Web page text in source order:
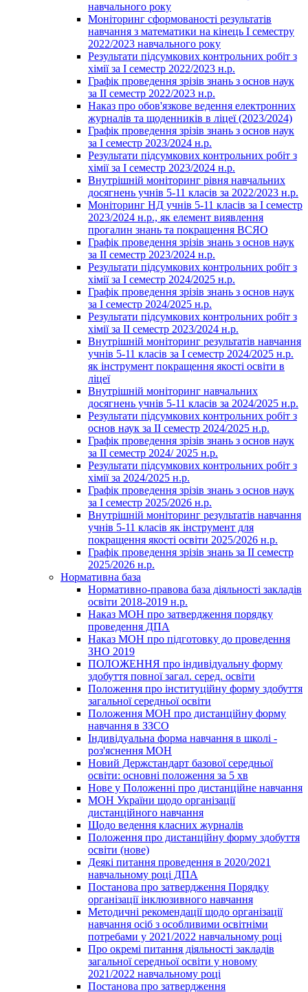
навчального року
Моніторинг сформованості результатів
навчання з математики на кінець І семестру
2022/2023 навчального року
Результати підсумкових контрольних робіт з
хімії за І семестр 2022/2023 н.р.
Графік проведення зрізів знань з основ наук
за ІІ семестр 2022/2023 н.р.
Наказ про обов'язкове ведення електронних
журналів та щоденників в ліцеї (2023/2024)
Графік проведення зрізів знань з основ наук
за І семестр 2023/2024 н.р.
Результати підсумкових контрольних робіт з
хімії за І семестр 2023/2024 н.р.
Внутрішній моніторинг рівня навчальних
досягнень учнів 5-11 класів за 2022/2023 н.р.
Моніторинг НД учнів 5-11 класів за І семестр
2023/2024 н.р., як елемент виявлення
прогалин знань та покращення ВСЯО
Графік проведення зрізів знань з основ наук
за ІІ семестр 2023/2024 н.р.
Результати підсумкових контрольних робіт з
хімії за І семестр 2024/2025 н.р.
Графік проведення зрізів знань з основ наук
за І семестр 2024/2025 н.р.
Результати підсумкових контрольних робіт з
хімії за ІІ семестр 2023/2024 н.р.
Внутрішній моніторинг результатів навчання
учнів 5-11 класів за І семестр 2024/2025 н.р.
як інструмент покращення якості освіти в
ліцеї
Внутрішній моніторинг навчальних
досягнень учнів 5-11 класів за 2024/2025 н.р.
Результати підсумкових контрольних робіт з
основ наук за ІІ семестр 2024/2025 н.р.
Графік проведення зрізів знань з основ наук
за ІІ семестр 2024/ 2025 н.р.
Результати підсумкових контрольних робіт з
хімії за 2024/2025 н.р.
Графік проведення зрізів знань з основ наук
за І семестр 2025/2026 н.р.
Внутрішній моніторинг результатів навчання
учнів 5-11 класів як інструмент для
покращення якості освіти 2025/2026 н.р.
Графік проведення зрізів знань за ІІ семестр
2025/2026 н.р.
Нормативна база
Нормативно-правова база діяльності закладів
освіти 2018-2019 н.р.
Наказ МОН про затвердження порядку
проведення ДПА
Наказ МОН про підготовку до проведення
ЗНО 2019
ПОЛОЖЕННЯ про індивідуальну форму
здобуття повної загал. серед. освіти
Положення про інституційну форму здобуття
загальної середньої освіти
Положення МОН про дистанційну форму
навчання в ЗЗСО
Індивідуальна форма навчання в школі -
роз'яснення МОН
Новий Держстандарт базової середньої
освіти: основні положення за 5 хв
Нове у Положенні про дистанційне навчання
МОН України щодо організації
дистанційного навчання
Щодо ведення класних журналів
Положення про дистанційну форму здобуття
освіти (нове)
Деякі питання проведення в 2020/2021
навчальному році ДПА
Постанова про затвердження Порядку
організації інклюзивного навчання
Методичні рекомендації щодо організації
навчання осіб з особливими освітніми
потребами у 2021/2022 навчальному році
Про окремі питання діяльності закладів
загальної середньої освіти у новому
2021/2022 навчальному році
Постанова про затвердження